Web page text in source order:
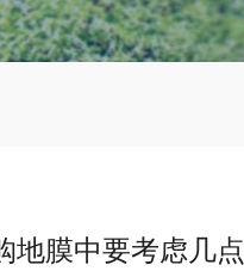
地膜中要考虑几点